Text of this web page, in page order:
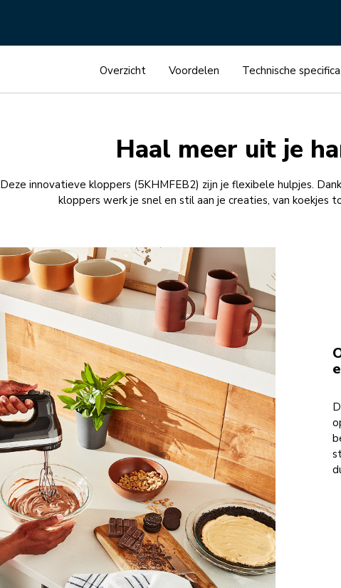
Overzicht Voordelen Technische
Haal meer uit je
Deze innovatieve kloppers (5KHMFEB2) zijn je flexibele hulpjes.
kloppers werk je snel en stil aan je creaties, van koekjes